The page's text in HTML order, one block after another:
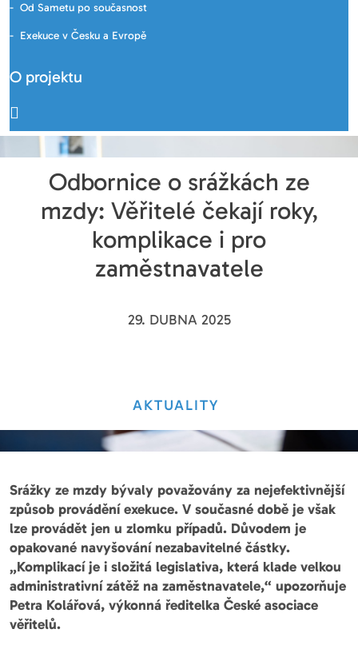
Od Sametu po současnost
Exekuce v Česku a Evropě
O projektu
Odbornice o srážkách ze
mzdy: Věřitelé čekají roky,
komplikace i pro
zaměstnavatele
29. DUBNA 2025
AKTUALITY
Srážky ze mzdy bývaly považovány za nejefektivnější
způsob provádění exekuce. V současné době je však
lze provádět jen u zlomku případů. Důvodem je
opakované navyšování nezabavitelné částky.
„Komplikací je i složitá legislativa, která klade velkou
administrativní zátěž na zaměstnavatele,“ upozorňuje
Petra Kolářová, výkonná ředitelka České asociace
věřitelů.